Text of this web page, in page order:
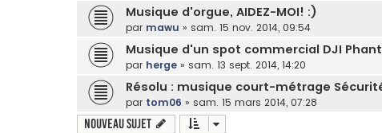
Musique d'orgue, AIDEZ-MOI! :)
par mawu » sam. 15 nov. 2014, 09:54
Musique d'un spot commercial DJI
par herge » sam. 13 sept. 2014, 14:20
Résolu : musique court-métrage
par tom06 » sam. 15 mars 2014, 07:28
Nouveau sujet